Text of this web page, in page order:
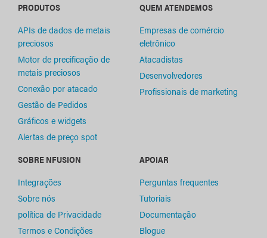
PRODUTOS
APIs de dados de metais
preciosos
Motor de precificação de
metais preciosos
Conexão por atacado
Gestão de Pedidos
Gráficos e widgets
Alertas de preço spot
QUEM ATENDEMOS
Empresas de comércio
eletrônico
Atacadistas
Desenvolvedores
Profissionais de marketing
SOBRE NFUSION
Integrações
Sobre nós
política de Privacidade
Termos e Condições
APOIAR
Perguntas frequentes
Tutoriais
Documentação
Blogue